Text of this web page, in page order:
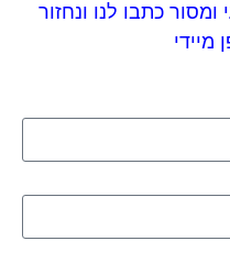
כתבו לנו ונחזור
מיידי